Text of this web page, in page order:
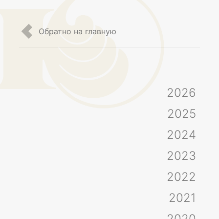
Обратно на главную
2026
2025
2024
2023
2022
2021